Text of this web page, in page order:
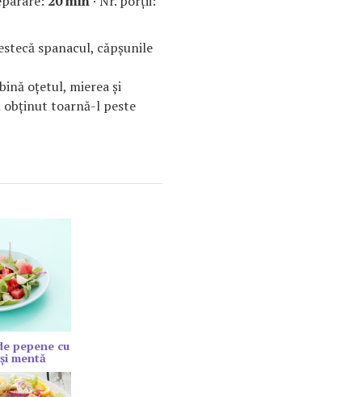
spanacul, căpşunile
oţetul, mierea şi
obţinut toarnă-l peste
pepene cu
mentă